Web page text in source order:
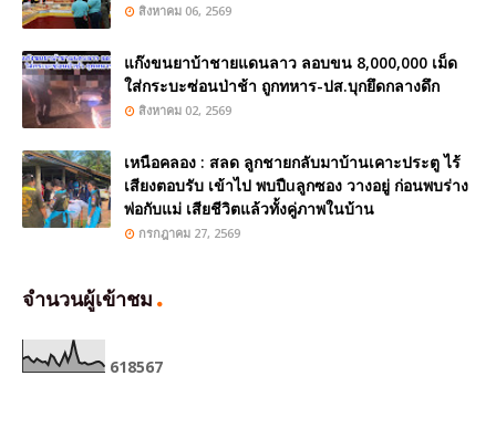
สิงหาคม 06, 2569
แก๊งขนยาบ้าชายแดนลาว ลอบขน 8,000,000 เม็ด
ใส่กระบะซ่อนป่าช้า ถูกทหาร-ปส.บุกยึดกลางดึก
สิงหาคม 02, 2569
เหนือคลอง : สลด ลูกชายกลับมาบ้านเคาะประตู ไร้
เสียงตอบรับ เข้าไป พบปืuลูกซอง วางอยู่ ก่อนพบร่าง
พ่อกับแม่ เสียชีวิตแล้วทั้งคู่ภาพในบ้าน
กรกฎาคม 27, 2569
จำนวนผู้เข้าชม
618567